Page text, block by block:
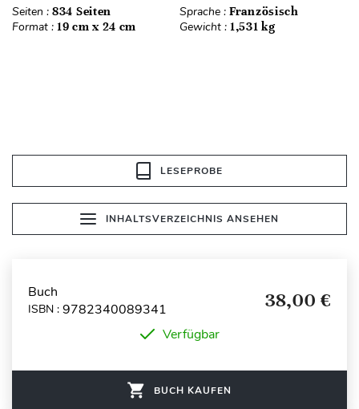
Seiten : 834 Seiten Sprache : Französisch
Format : 19 cm x 24 cm Gewicht : 1,531 kg
LESEPROBE
INHALTSVERZEICHNIS ANSEHEN
Buch
ISBN : 9782340089341 38,00 €
Verfügbar
BUCH KAUFEN